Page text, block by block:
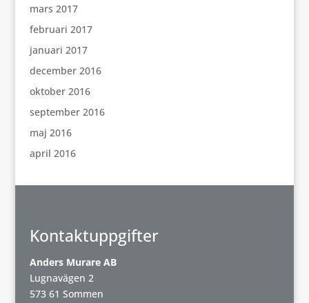
mars 2017
februari 2017
januari 2017
december 2016
oktober 2016
september 2016
maj 2016
april 2016
Kontaktuppgifter
Anders Murare AB
Lugnavägen 2
573 61 Sommen